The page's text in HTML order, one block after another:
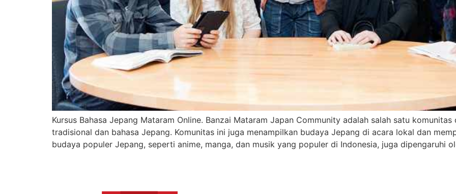
Kursus Bahasa Jepang Mataram Online. Banzai Mataram Japan Community adalah salah satu
tradisional dan bahasa Jepang. Komunitas ini juga menampilkan budaya Jepang di acara lokal dan
budaya populer Jepang, seperti anime, manga, dan musik yang populer di Indonesia, juga dipengaruhi